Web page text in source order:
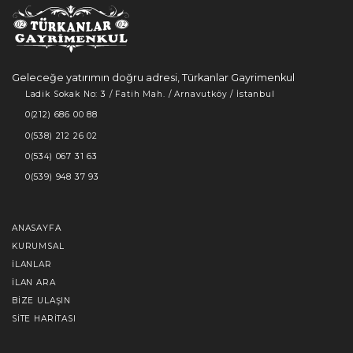
Geleceğe yatırımın doğru adresi, Türkanlar Gayrimenkul
Ladik Sokak No: 3 / Fatih Mah. / Arnavutköy / İstanbul
0(212) 686 00 88
0(538) 212 26 02
0(534) 067 31 63
0(539) 948 37 93
ANASAYFA
KURUMSAL
İLANLAR
İLAN ARA
BIZE ULAŞIN
SITE HARITASI